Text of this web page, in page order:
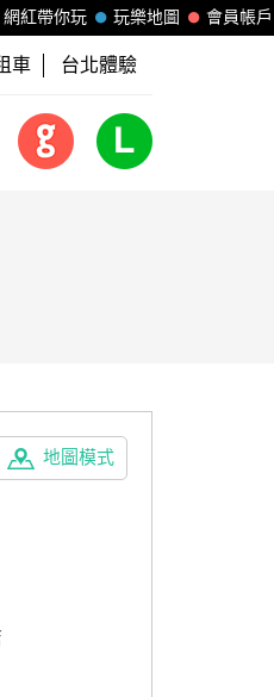
會員帳戶
玩樂地圖
網紅帶你玩
車 台北體驗
地圖模式